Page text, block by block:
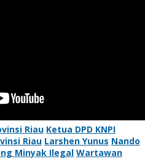
Riau Ketua DPD KNPI
Riau Larshen Yunus Nando
Minyak Ilegal Wartawan